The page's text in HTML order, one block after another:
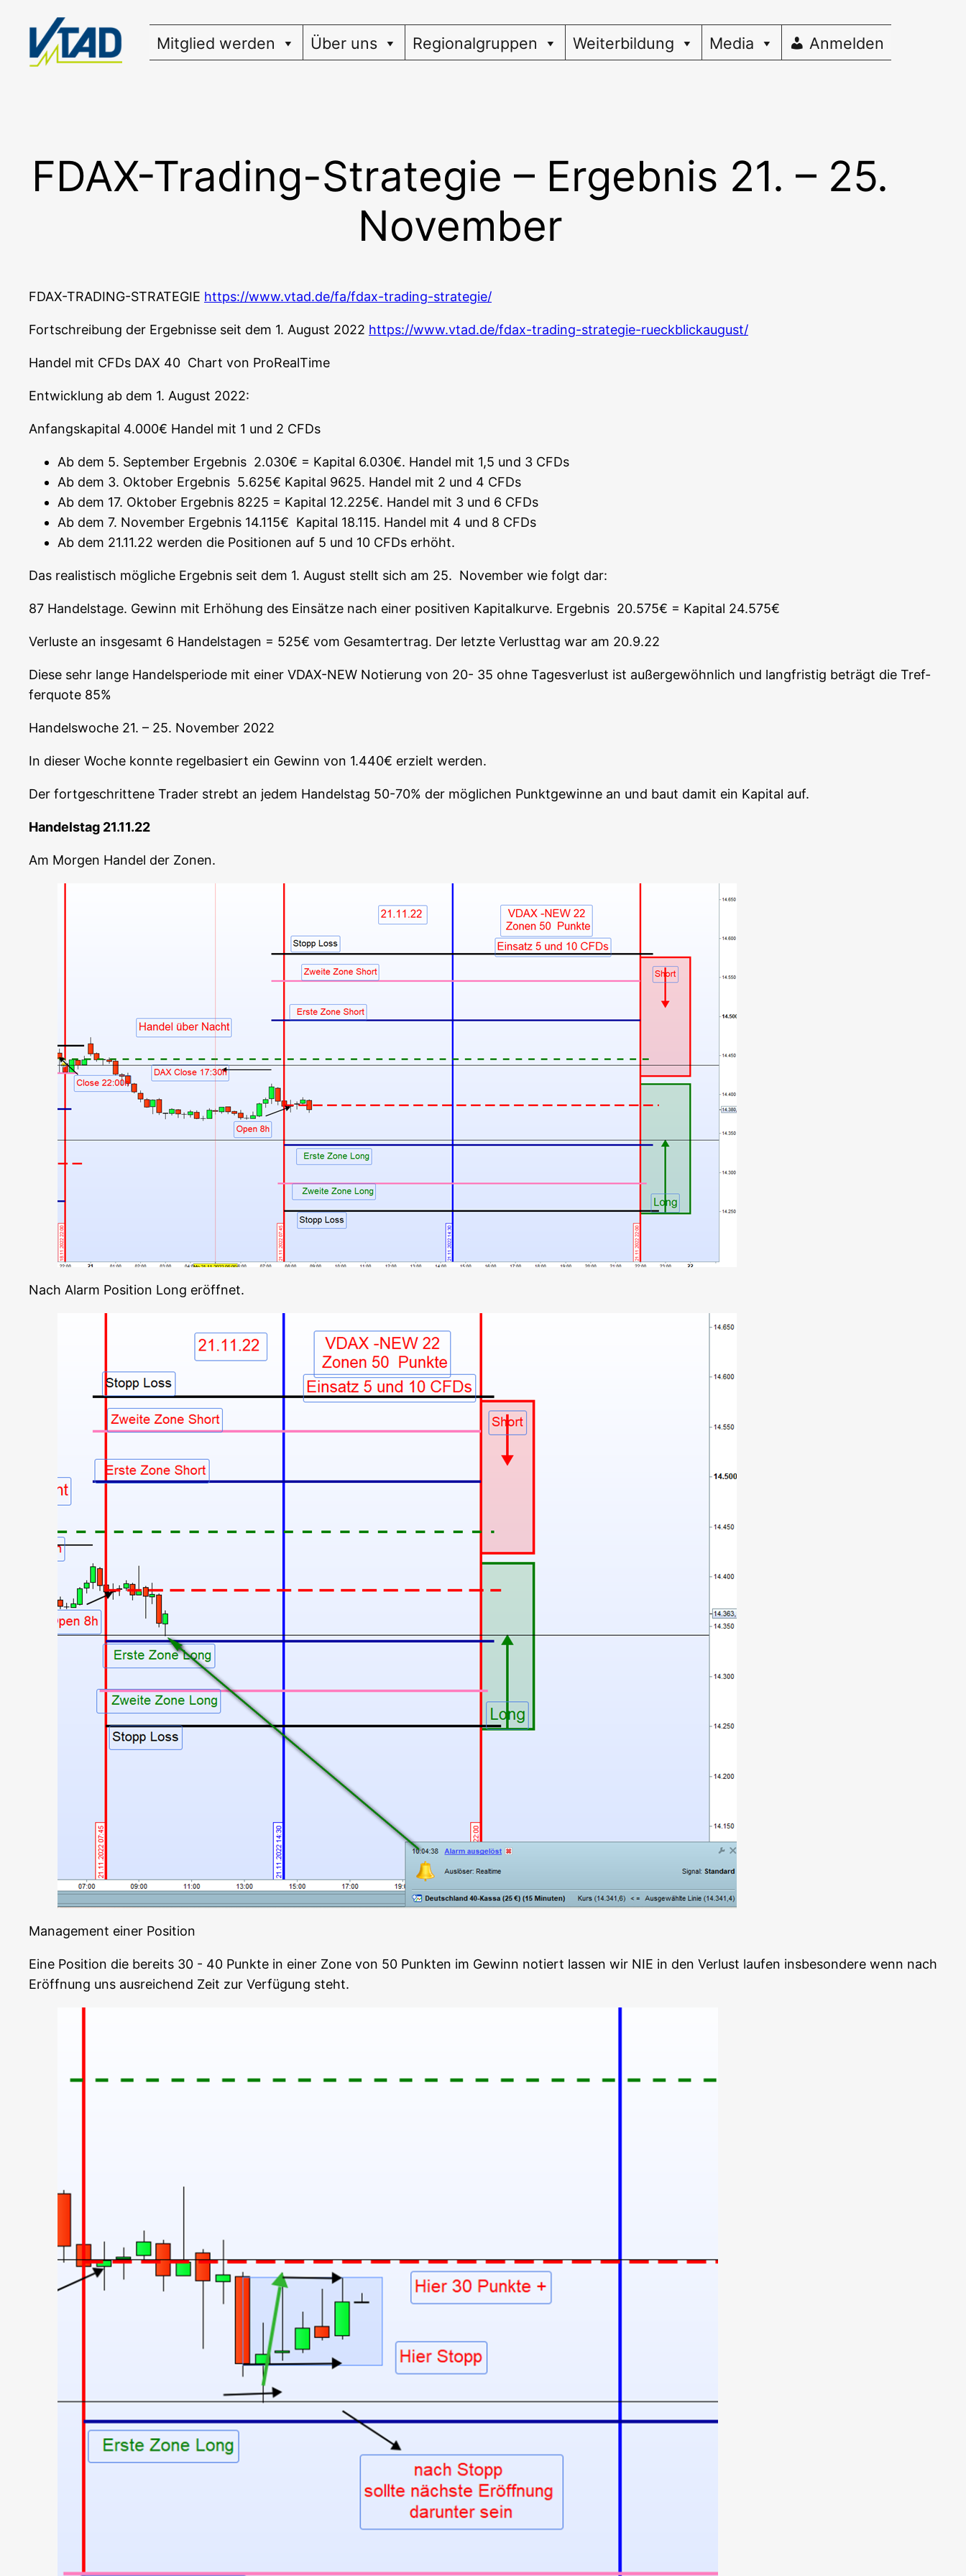
springen
Mitglied werden Über uns Regionalgruppen Weiterbildung Media Anmelden
FDAX-Trading-Strategie – Ergebnis 21. – 25.
November
FDAX-TRADING-STRATEGIE https://www.vtad.de/fa/fdax-trading-strategie/
Fort­schrei­bung der Ergeb­nis­se seit dem 1. August 2022 https://www.vtad.de/fdax-trading-strategie-rueckblickaugust/
Han­del mit CFDs DAX 40 Chart von ProRealTime
Ent­wick­lung ab dem 1. August 2022:
Anfangs­ka­pi­tal 4.000€ Han­del mit 1 und 2 CFDs
Ab dem 5. Sep­tem­ber Ergeb­nis 2.030€ = Kapi­tal 6.030€. Han­del mit 1,5 und 3 CFDs
Ab dem 3. Okto­ber Ergeb­nis 5.625€ Kapi­tal 9625. Han­del mit 2 und 4 CFDs
Ab dem 17. Okto­ber Ergeb­nis 8225 = Kapi­tal 12.225€. Han­del mit 3 und 6 CFDs
Ab dem 7. Novem­ber Ergeb­nis 14.115€ Kapi­tal 18.115. Han­del mit 4 und 8 CFDs
Ab dem 21.11.22 wer­den die Posi­tio­nen auf 5 und 10 CFDs erhöht.
Das rea­lis­tisch mög­li­che Ergeb­nis seit dem 1. August stellt sich am 25. Novem­ber wie folgt dar:
87 Han­dels­ta­ge. Gewinn mit Erhö­hung des Ein­sät­ze nach einer posi­ti­ven Kapi­tal­kur­ve. Ergeb­nis 20.575€ = Kapi­tal 24.575€
Ver­lus­te an ins­ge­samt 6 Han­dels­ta­gen = 525€ vom Gesamt­ertrag. Der letz­te Ver­lust­tag war am 20.9.22
Die­se sehr lan­ge Han­del­s­pe­ri­ode mit einer VDAX-NEW Notie­rung von 20- 35 ohne Tages­ver­lust ist außer­ge­wöhn­lich und lang­fris­tig beträgt die Tref­
fer­quo­te 85%
Han­dels­wo­che 21. – 25. Novem­ber 2022
In die­ser Woche konn­te regel­ba­siert ein Gewinn von 1.440€ erzielt werden.
Der fort­ge­schrit­te­ne Trader strebt an jedem Han­dels­tag 50-70% der mög­li­chen Punkt­ge­win­ne an und baut damit ein Kapi­tal auf.
Han­dels­tag 21.11.22
Am Mor­gen Han­del der Zonen.
Nach Alarm Posi­ti­on Long eröffnet.
Manage­ment einer Position
Eine Posi­ti­on die bereits 30 - 40 Punk­te in einer Zone von 50 Punk­ten im Gewinn notiert las­sen wir NIE in den Ver­lust lau­fen ins­be­son­de­re wenn nach
Eröff­nung uns aus­rei­chend Zeit zur Ver­fü­gung steht.